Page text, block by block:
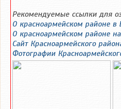
Рекомендуемые ссылки для
О красноармейском районе в
О красноармейском районе
Сайт Красноармейского
Фотографии